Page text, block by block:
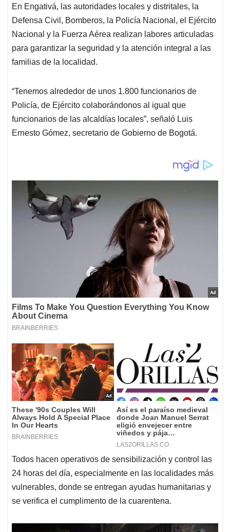
En Engativá, las autoridades locales y distritales, la
Defensa Civil, Bomberos, la Policía Nacional, el Ejército
Nacional y la Fuerza Aérea realizan labores articuladas
para garantizar la seguridad y la atención integral a las
familias de la localidad.
“Tenemos alrededor de unos 1.800 funcionarios de
Policía, de Ejército colaborándonos al igual que
funcionarios de las alcaldías locales”, señaló Luis
Ernesto Gómez, secretario de Gobierno de Bogotá.
Todos hacen operativos de sensibilización y control las
24 horas del día, especialmente en las localidades más
vulnerables, donde se entregan ayudas humanitarias y
se verifica el cumplimento de la cuarentena.